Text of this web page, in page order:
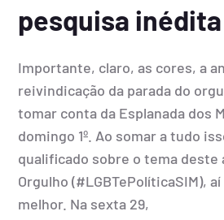
pesquisa inédita
Importante, claro, as cores, a
reivindicação da parada do
tomar conta da Esplanada dos
domingo 1º. Ao somar a tudo
qualificado sobre o tema deste
Orgulho (#LGBTePolíticaSIM),
melhor. Na sexta 29,